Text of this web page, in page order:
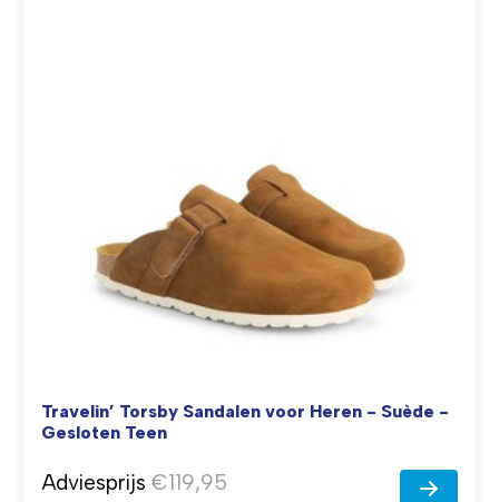
Travelin’ Torsby Sandalen voor Heren - Suède -
Gesloten Teen
Adviesprijs €119,95